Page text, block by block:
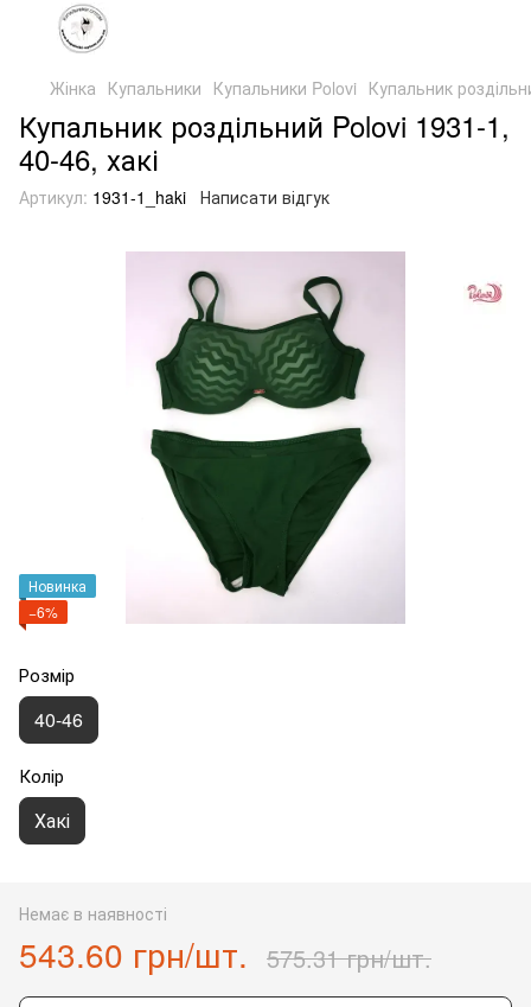
Жінка Купальники Купальники Polovi Купальник
Купальник роздільний Polovi 1931-1,
40-46, хакі
Артикул: 1931-1_haki Написати відгук
Новинка
−6%
Розмір
40-46
Колір
Хакі
Немає в наявності
543.60 грн/шт. 575.31 грн/шт.